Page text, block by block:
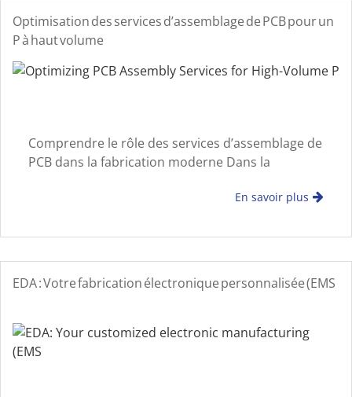
Optimisation des services d’assemblage de PCB pour un
P à haut volume
Comprendre le rôle des services d’assemblage de
PCB dans la fabrication moderne Dans la
d’assemblage de PCB jouent un rôle décisif pour
En savoir plus
EDA : Votre fabrication électronique personnalisée (EMS